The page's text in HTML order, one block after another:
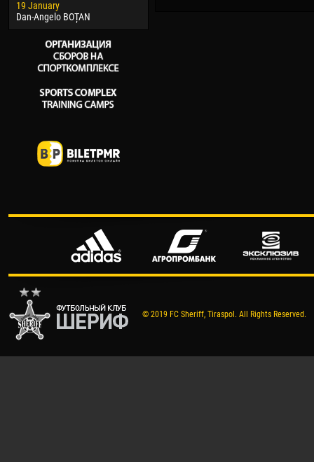
19 January
Dan-Angelo BOȚAN
© 2019 FC Sheriff, Tiraspol. All Rights Reserved.